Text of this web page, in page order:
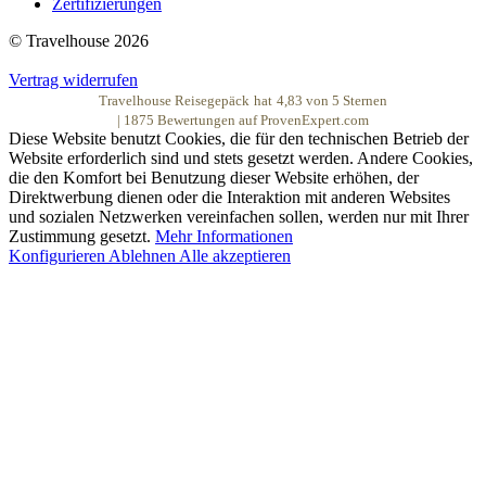
Zertifizierungen
© Travelhouse 2026
Vertrag widerrufen
Travelhouse Reisegepäck hat 4,83 von 5 Sternen
1875 Bewertungen auf ProvenExpert.com
Diese Website benutzt Cookies, die für den technischen Betrieb der
Website erforderlich sind und stets gesetzt werden. Andere Cookies,
die den Komfort bei Benutzung dieser Website erhöhen, der
Direktwerbung dienen oder die Interaktion mit anderen Websites
und sozialen Netzwerken vereinfachen sollen, werden nur mit Ihrer
Zustimmung gesetzt. Mehr Informationen
Konfigurieren Ablehnen Alle akzeptieren